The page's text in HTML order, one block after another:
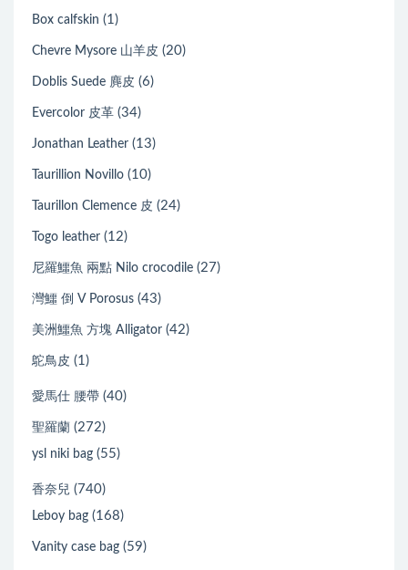
Box calfskin (1)
Chevre Mysore 山羊皮 (20)
Doblis Suede 麂皮 (6)
Evercolor 皮革 (34)
Jonathan Leather (13)
Taurillion Novillo (10)
Taurillon Clemence 皮 (24)
Togo leather (12)
尼羅鱷魚 兩點 Nilo crocodile (27)
灣鱷 倒 V Porosus (43)
美洲鱷魚 方塊 Alligator (42)
鴕鳥皮 (1)
愛馬仕 腰帶 (40)
聖羅蘭 (272)
ysl niki bag (55)
香奈兒 (740)
Leboy bag (168)
Vanity case bag (59)